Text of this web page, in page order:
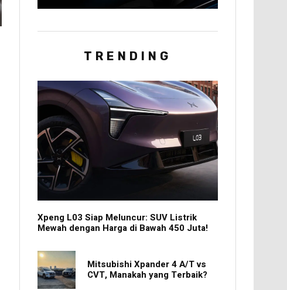
TRENDING
Xpeng L03 Siap Meluncur: SUV Listrik
Mewah dengan Harga di Bawah 450 Juta!
Mitsubishi Xpander 4 A/T vs
CVT, Manakah yang Terbaik?